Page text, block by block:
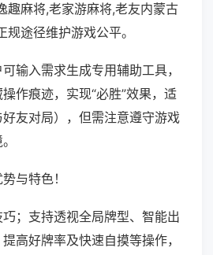
趣麻将,老家游麻将,老友内蒙古
途径维护游戏公平。
输入需求生成专用辅助工具，
作痕迹，实现“必胜”效果，适
友对局），但需注意遵守游戏
与特色！
；支持透视全局牌型、智能出
高好牌率及快速自摸等操作，